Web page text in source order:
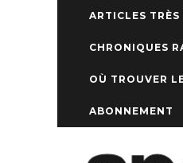
ARTICLES
CHRONIQUES
OÙ TROUVER
ABONNEMENT